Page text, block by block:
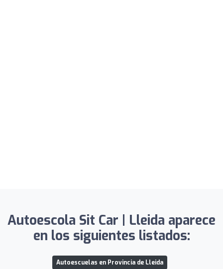
Autoescola Sit Car | Lleida aparece
en los siguientes listados:
Autoescuelas en Provincia de Lleida